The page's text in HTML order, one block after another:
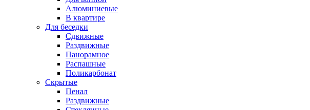
Алюминиевые
В квартире
Для беседки
Сдвижные
Раздвижные
Панорамное
Распашные
Поликарбонат
Скрытые
Пенал
Раздвижные